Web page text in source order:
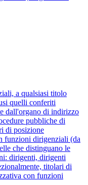
a qualsiasi titolo
quelli conferiti
dall'organo di indirizzo
pubbliche di
di posizione
funzioni dirigenziali (da
che distinguano le
dirigenti, dirigenti
titolari di
con funzioni